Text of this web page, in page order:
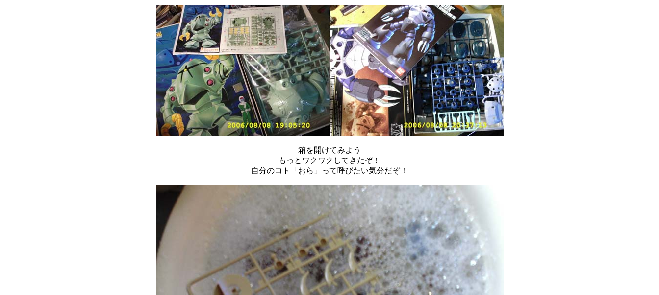
箱を開けてみよう
もっとワクワクしてきたぞ！
自分のコト「おら」って呼びたい気分だぞ！